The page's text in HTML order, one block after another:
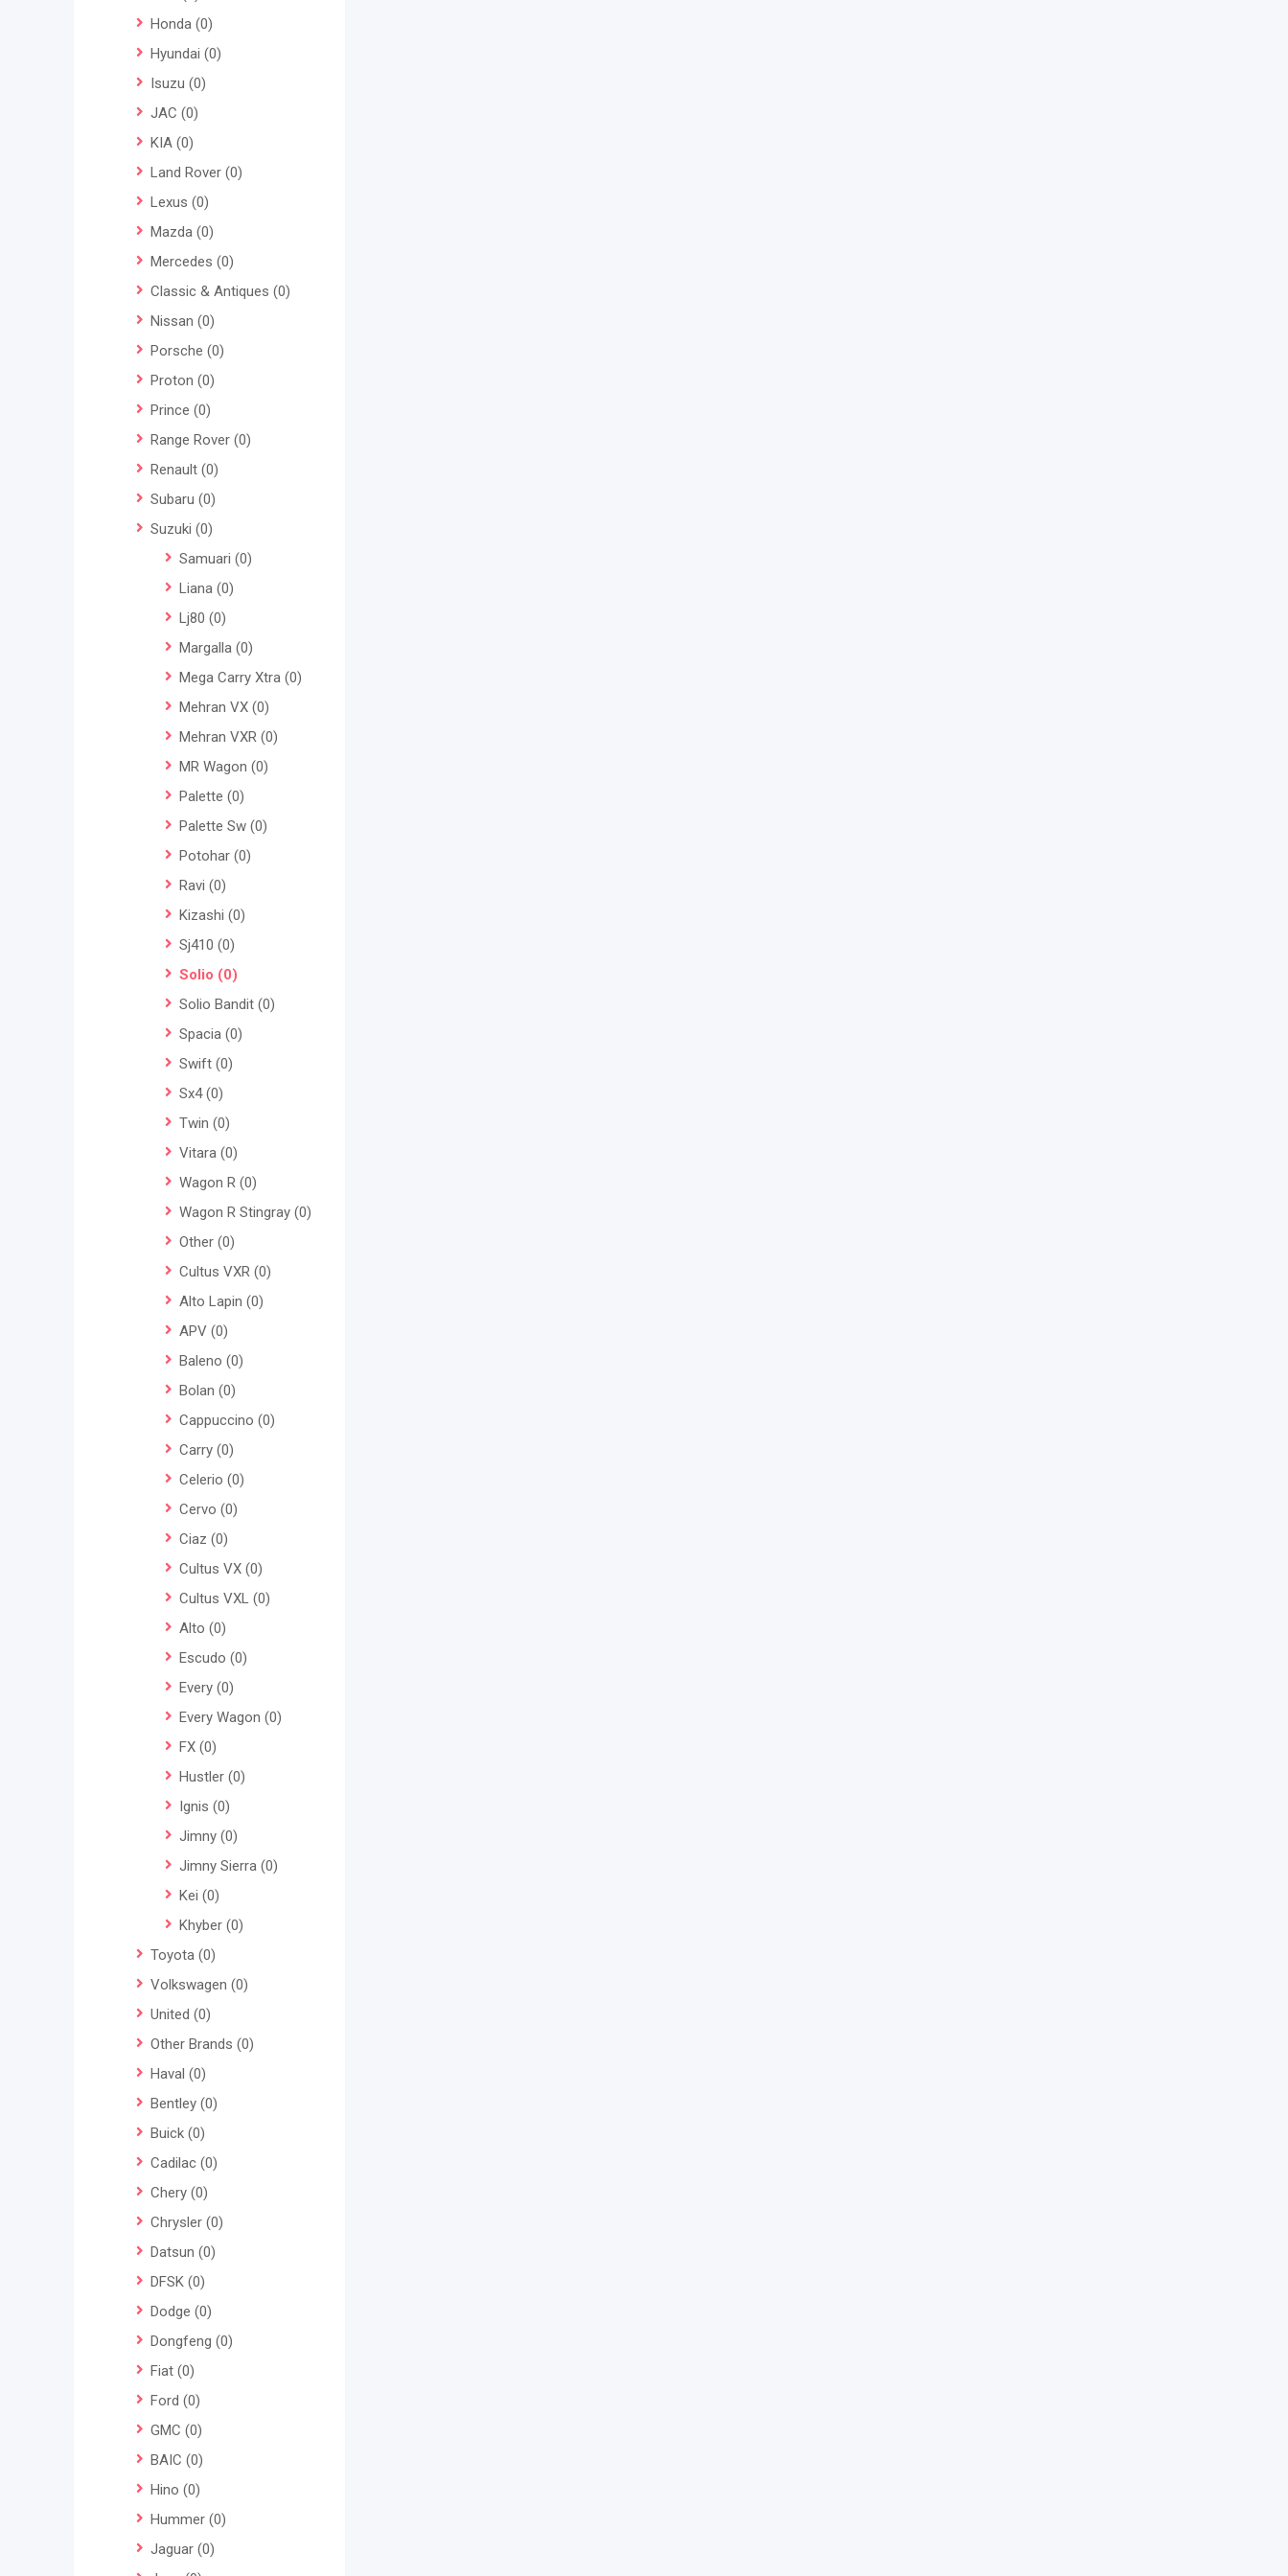
Honda (0)
Hyundai (0)
Isuzu (0)
JAC (0)
KIA (0)
Land Rover (0)
Lexus (0)
Mazda (0)
Mercedes (0)
Classic & Antiques (0)
Nissan (0)
Porsche (0)
Proton (0)
Prince (0)
Range Rover (0)
Renault (0)
Subaru (0)
Suzuki (0)
Samuari (0)
Liana (0)
Lj80 (0)
Margalla (0)
Mega Carry Xtra (0)
Mehran VX (0)
Mehran VXR (0)
MR Wagon (0)
Palette (0)
Palette Sw (0)
Potohar (0)
Ravi (0)
Kizashi (0)
Sj410 (0)
Solio (0)
Solio Bandit (0)
Spacia (0)
Swift (0)
Sx4(0)
Twin (0)
Vitara (0)
Wagon R (0)
Wagon R Stingray (0)
Other (0)
Cultus VXR (0)
Alto Lapin (0)
APV (0)
Baleno (0)
Bolan (0)
Cappuccino (0)
Carry (0)
Celerio (0)
Cervo (0)
Ciaz (0)
Cultus VX (0)
Cultus VXL (0)
Alto (0)
Escudo (0)
Every (0)
Every Wagon (0)
FX (0)
Hustler (0)
Ignis (0)
Jimny (0)
Jimny Sierra (0)
Kei (0)
Khyber (0)
Toyota (0)
Volkswagen (0)
United (0)
Other Brands (0)
Haval (0)
Bentley (0)
Buick (0)
Cadilac (0)
Chery (0)
Chrysler (0)
Datsun (0)
DFSK (0)
Dodge (0)
Dongfeng (0)
Fiat (0)
Ford (0)
GMC (0)
BAIC (0)
Hino (0)
Hummer (0)
Jaguar (0)